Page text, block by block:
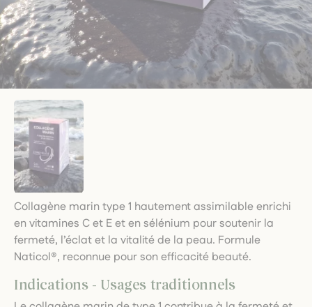
Collagène marin type 1 hautement assimilable enrichi
en vitamines C et E et en sélénium pour soutenir la
fermeté, l’éclat et la vitalité de la peau. Formule
Naticol®, reconnue pour son efficacité beauté.
Indications - Usages traditionnels